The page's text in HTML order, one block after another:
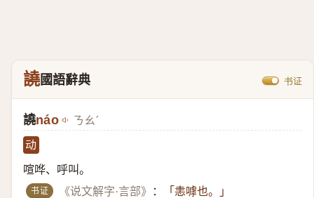
譊國語辭典 书证
譊náo ㄋㄠˊ
动
喧哗、呼叫。
书证 《说文解字·言部》 ：
「恚嘑也。」